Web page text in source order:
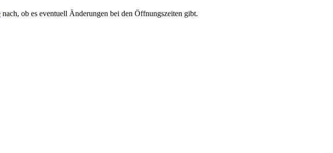
nach, ob es eventuell Änderungen bei den Öffnungszeiten gibt.